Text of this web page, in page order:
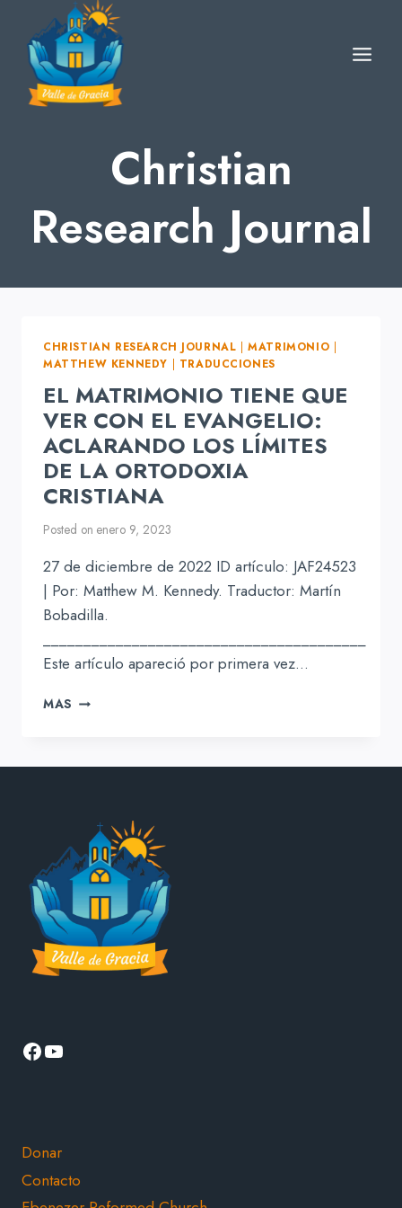
content
Christian
Research Journal
CHRISTIAN RESEARCH JOURNAL |MATRIMONIO |
MATTHEW KENNEDY | TRADUCCIONES
EL MATRIMONIO TIENE QUE
VER CON EL EVANGELIO:
ACLARANDO LOS LÍMITES
DE LA ORTODOXIA
CRISTIANA
Posted on enero 9, 2023
27 de diciembre de 2022 ID artículo: JAF24523
| Por: Matthew M. Kennedy. Traductor: Martín
Bobadilla.
Este artículo apareció por primera vez…
MAS EL
EVANGELIO:
ACLARANDO
LOS
LÍMITES
DE
LA
ORTODOXIA
CRISTIANA
Facebook
YouTube
Donar
Contacto